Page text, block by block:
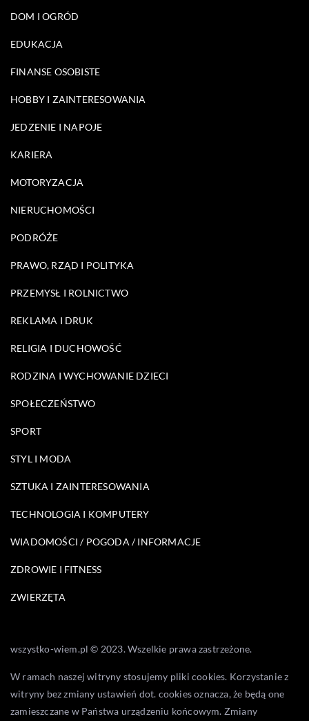
DOM I OGRÓD
EDUKACJA
FINANSE OSOBISTE
HOBBY I ZAINTERESOWANIA
JEDZENIE I NAPOJE
KARIERA
MOTORYZACJA
NIERUCHOMOŚCI
PODRÓŻE
PRAWO, RZĄD I POLITYKA
PRZEMYSŁ I ROLNICTWO
REKLAMA I DRUK
RELIGIA I DUCHOWOŚĆ
RODZINA I WYCHOWANIE DZIECI
SPOŁECZEŃSTWO
SPORT
STYL I MODA
SZTUKA I ZAINTERESOWANIA
TECHNOLOGIA I KOMPUTERY
WIADOMOŚCI / POGODA / INFORMACJE
ZDROWIE I FITNESS
ZWIERZĘTA
wszystko-wiem.pl © 2023. Wszelkie prawa zastrzeżone.
W ramach naszej witryny stosujemy pliki cookies. Korzystanie z
witryny bez zmiany ustawień dot. cookies oznacza, że będą one
zamieszczane w Państwa urządzeniu końcowym. Zmiany